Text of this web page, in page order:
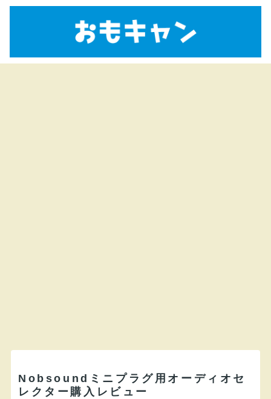
Nobsoundミニプラグ用オーディオセ
レクター購入レビュー